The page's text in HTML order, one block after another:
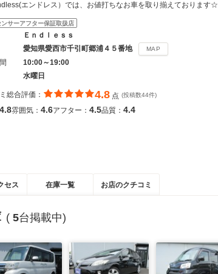
エンドレス）では、お値打ちなお車を取り揃えております☆
ンサーアフター保証取扱店
Ｅｎｄｌｅｓｓ
愛知県愛西市千引町郷浦４５番地 MAP
10:00～19:00
水曜日
総合評価： 4.8 点 (投稿数44件)
4.8雰囲気： 4.6アフター： 4.5品質： 4.4
セス 在庫一覧 お店のクチコミ
( 5台掲載中)